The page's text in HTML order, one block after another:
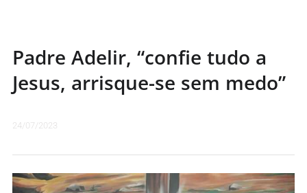
Padre Adelir, “confie tudo a
Jesus, arrisque-se sem medo”
24/07/2023